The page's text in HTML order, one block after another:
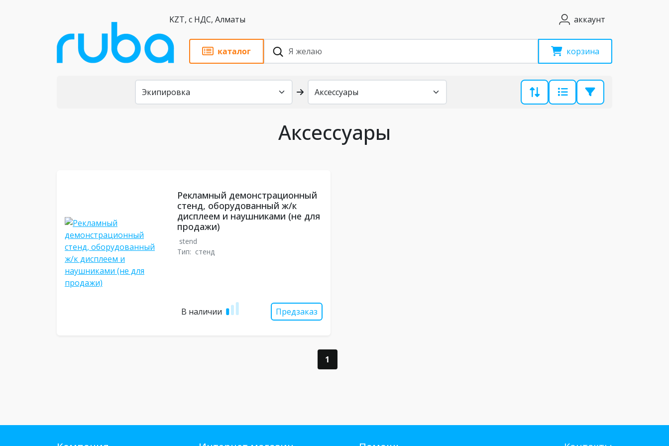
KZT, с НДС, Алматы аккаунт
каталог корзина
Аксессуары
Рекламный демонстрационный
стенд, оборудованный ж/к
дисплеем и наушниками (не для
продажи)
stend
Тип: стенд
В наличии Предзаказ
1